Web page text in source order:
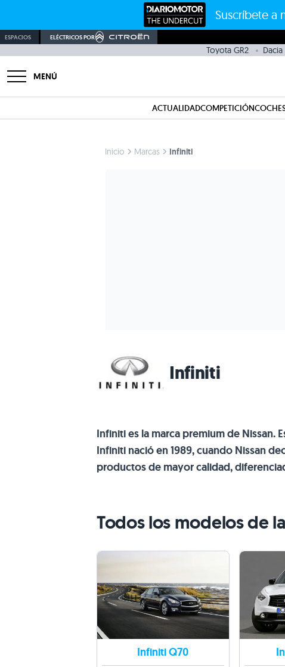
Suscríbete a
ESPACIOS ELÉCTRICOS POR
Toyota GR2 Dacia
MENÚ
ACTUALIDADCOMPETICIÓN
Inicio Marcas Infiniti
Infiniti
Infiniti es la marca premium de Nissan.
Infiniti nació en 1989, cuando Nissan
productos de mayor calidad,
Todos los modelos de
Infiniti Q70